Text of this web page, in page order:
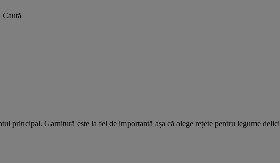
Caută
principal. Garnitură este la fel de importantă așa că alege rețete pentru legume